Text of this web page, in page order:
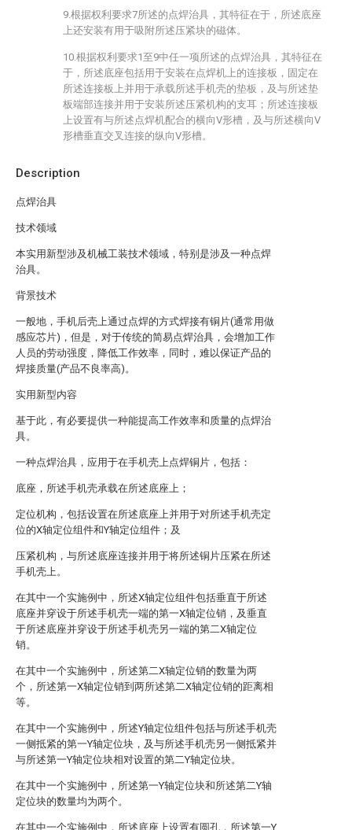
Description
点焊治具
技术领域
本实用新型涉及机械工装技术领域，特别是涉及一种点焊
治具。
背景技术
一般地，手机后壳上通过点焊的方式焊接有铜片(通常用做
感应芯片)，但是，对于传统的简易点焊治具，会增加工作
人员的劳动强度，降低工作效率，同时，难以保证产品的
焊接质量(产品不良率高)。
实用新型内容
基于此，有必要提供一种能提高工作效率和质量的点焊治
具。
一种点焊治具，应用于在手机壳上点焊铜片，包括：
底座，所述手机壳承载在所述底座上；
定位机构，包括设置在所述底座上并用于对所述手机壳定
位的X轴定位组件和Y轴定位组件；及
压紧机构，与所述底座连接并用于将所述铜片压紧在所述
手机壳上。
在其中一个实施例中，所述X轴定位组件包括垂直于所述
底座并穿设于所述手机壳一端的第一X轴定位销，及垂直
于所述底座并穿设于所述手机壳另一端的第二X轴定位
销。
在其中一个实施例中，所述第二X轴定位销的数量为两
个，所述第一X轴定位销到两所述第二X轴定位销的距离相
等。
在其中一个实施例中，所述Y轴定位组件包括与所述手机壳
一侧抵紧的第一Y轴定位块，及与所述手机壳另一侧抵紧并
与所述第一Y轴定位块相对设置的第二Y轴定位块。
在其中一个实施例中，所述第一Y轴定位块和所述第二Y轴
定位块的数量均为两个。
在其中一个实施例中，所述底座上设置有圆孔，所述第一Y
9.根据权利要求7所述的点焊治具，其特征在于，所述底座
上还安装有用于吸附所述压紧块的磁体。
10.根据权利要求1至9中任一项所述的点焊治具，其特征在
于，所述底座包括用于安装在点焊机上的连接板，固定在
所述连接板上并用于承载所述手机壳的垫板，及与所述垫
板端部连接并用于安装所述压紧机构的支耳；所述连接板
上设置有与所述点焊机配合的横向V形槽，及与所述横向V
形槽垂直交叉连接的纵向V形槽。